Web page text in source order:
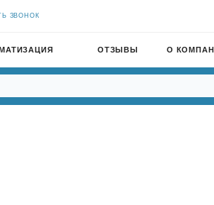
ЗВОНОК
ОТЗЫВЫ О